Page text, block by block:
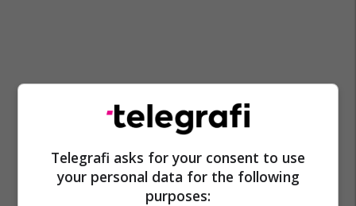
Lautaro Martinez Barcelona
Serie A
La Liga
Transferimet
Telegrafi asks for your consent to use
your personal data for the following
purposes: